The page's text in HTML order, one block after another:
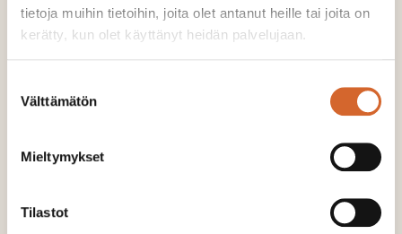
tietoja muihin tietoihin, joita olet antanut heille tai joita on
kerätty, kun olet käyttänyt heidän palvelujaan.
valinta
Välttämätön
Mieltymykset
Tilastot